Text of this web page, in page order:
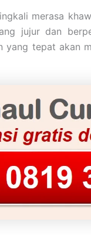
merasa
jujur dan
yang tepat akan